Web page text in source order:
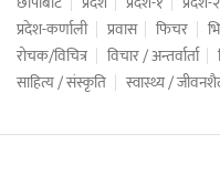
प्रदेश-कर्णाली
प्रवास फिचर
रोचक/विचित्र
विचार / अन्तर्वार्ता
साहित्य / संस्कृति
स्वास्थ्य /